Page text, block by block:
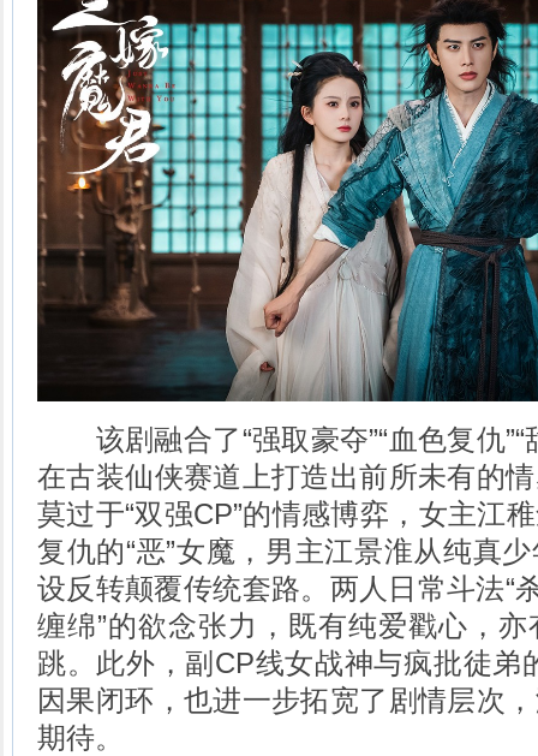
该剧融合了“强取豪夺”“血色复仇”“
在古装仙侠赛道上打造出前所未有的
莫过于“双强CP”的情感博弈，女主江
复仇的“恶”女魔，男主江景淮从纯真
设反转颠覆传统套路。两人日常斗法“
缠绵”的欲念张力，既有纯爱戳心，
跳。此外，副CP线女战神与疯批徒弟
因果闭环，也进一步拓宽了剧情层次
期待。